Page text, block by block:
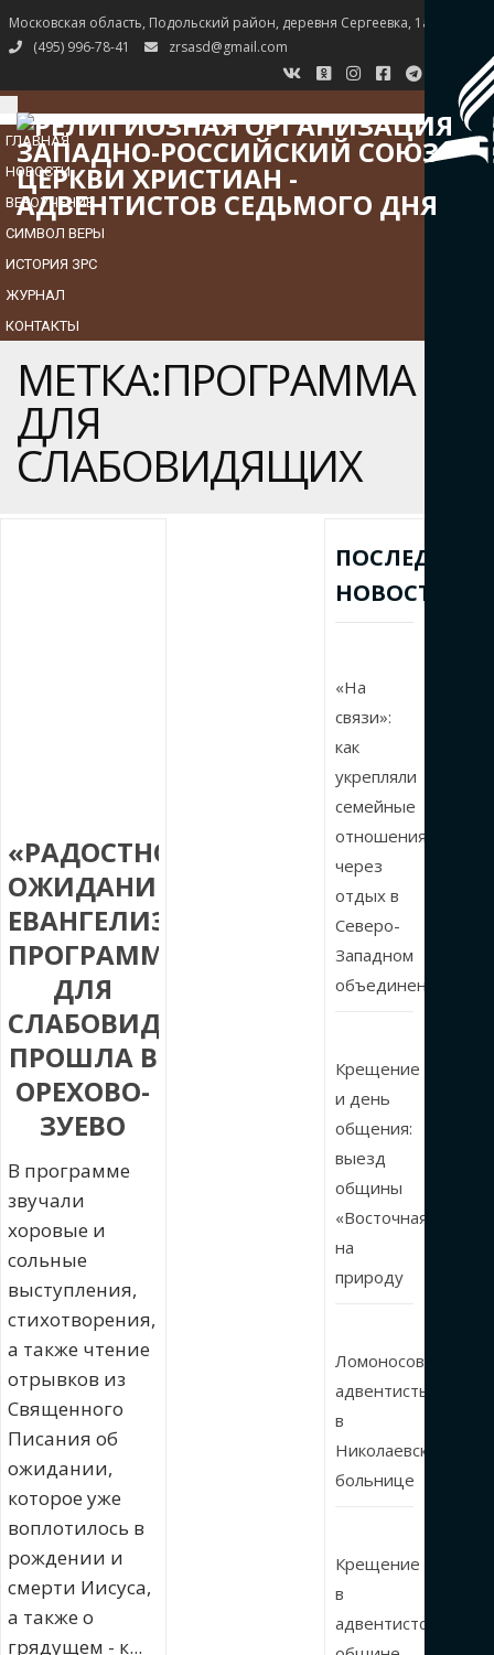
Московская область, Подольский район, деревня Сергеевка, 1а
(495) 996-78-41
zrsasd@gmail.com
TOGGLE
NAVIGATION
ГЛАВНАЯ
НОВОСТИ
ВЕРОУЧЕНИЕ
СИМВОЛ ВЕРЫ
ИСТОРИЯ ЗРС
ЖУРНАЛ
КОНТАКТЫ
МЕТКА:ПРОГРАММА
ДЛЯ
СЛАБОВИДЯЩИХ
«РАДОСТНОЕ
ОЖИДАНИЕ»:
ЕВАНГЕЛИЗАЦИОННАЯ
ПРОГРАММА
ДЛЯ
СЛАБОВИДЯЩИХ
ПРОШЛА В
ОРЕХОВО-
ЗУЕВО
В программе
звучали
хоровые и
сольные
выступления,
стихотворения,
а также чтение
отрывков из
Священного
Писания об
ожидании,
которое уже
воплотилось в
рождении и
смерти Иисуса,
а также о
грядущем - к...
ПОСЛЕДНИЕ
НОВОСТИ
«На
связи»:
как
укрепляли
семейные
отношения
через
отдых в
Северо-
Западном
объединении
Крещение
и день
общения:
выезд
общины
«Восточная»
на
природу
Ломоносовские
адвентисты
в
Николаевской
больнице
Крещение
в
адвентистской